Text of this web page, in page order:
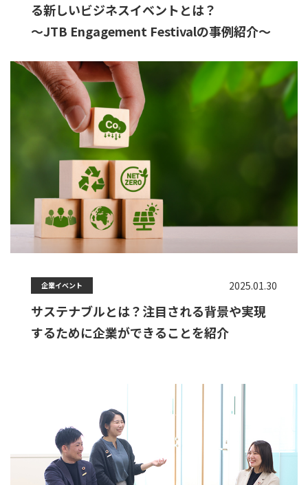
る新しいビジネスイベントとは？
～JTB Engagement Festivalの事例紹介～
企業イベント 2025.01.30
サステナブルとは？注目される背景や実現
するために企業ができることを紹介